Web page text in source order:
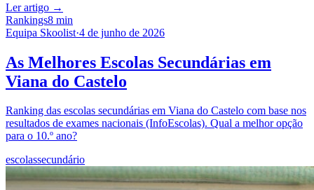
Ler artigo →
Rankings8 min
Equipa Skoolist·4 de junho de 2026
As Melhores Escolas Secundárias em
Viana do Castelo
Ranking das escolas secundárias em Viana do Castelo com base nos
resultados de exames nacionais (InfoEscolas). Qual a melhor opção
para o 10.º ano?
escolassecundário